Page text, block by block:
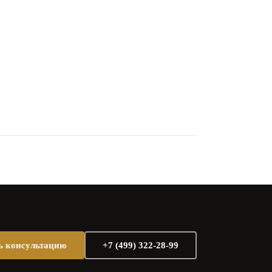
консультацию +7 (499) 322-28-99